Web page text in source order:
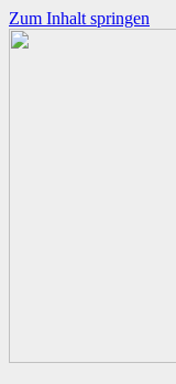
Zum Inhalt springen